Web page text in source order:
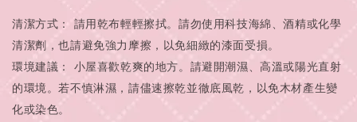
清潔方式： 請用乾布輕輕擦拭。請勿使用科技海綿、酒精或化學
清潔劑，也請避免強力摩擦，以免細緻的漆面受損。
環境建議： 小屋喜歡乾爽的地方。請避開潮濕、高溫或陽光直射
的環境。若不慎淋濕，請儘速擦乾並徹底風乾，以免木材產生變
化或染色。